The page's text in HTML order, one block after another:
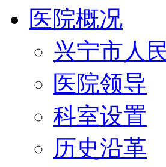
医院概况
兴宁市人
医院领导
科室设置
历史沿革